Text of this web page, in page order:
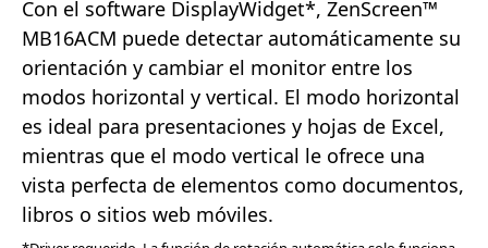
Con el software DisplayWidget*, ZenScreen™
MB16ACM puede detectar automáticamente su
orientación y cambiar el monitor entre los
modos horizontal y vertical. El modo horizontal
es ideal para presentaciones y hojas de Excel,
mientras que el modo vertical le ofrece una
vista perfecta de elementos como documentos,
libros o sitios web móviles.